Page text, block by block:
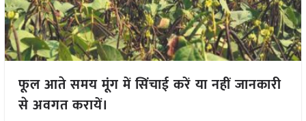
फूल आते समय मूंग में सिंचाई करें या नहीं जानकारी
से अवगत करायें।